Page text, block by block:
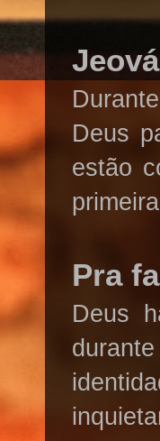
Deus
estão
Pra
Deus